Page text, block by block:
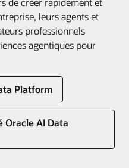
leurs agents et
professionnels
agentiques pour
Platform
Oracle AI Data